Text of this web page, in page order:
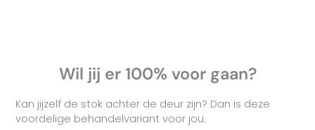
Wil jij er 100% voor gaan?
Kan jijzelf de stok achter de deur zijn? Dan is deze
voordelige behandelvariant voor jou.